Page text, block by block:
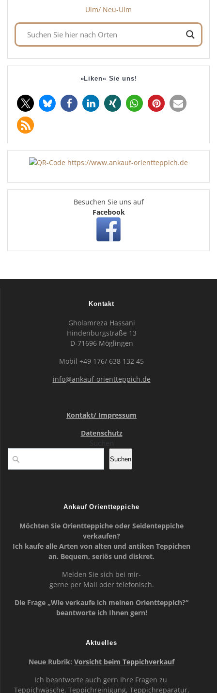
Ulm/ Neu-Ulm
»Liken« Sie uns!
Besuchen Sie uns auf
Facebook
Kontakt
Gholamreza Hassani
Hindenburgstraße 13
D-71696 Möglingen
Mobil +49 176/ 638 132 45
info@ankauf-orientteppich.de
Kontakt/ Impressum
Datenschutz
Suchen
Suchen
Ankauf Orientteppiche
Möchten Sie Orientteppiche oder Seidenteppiche
verkaufen?
Ich kaufe alle Arten von alten und antiken Teppichen
an. Bequem, seriös und diskret.
Melden Sie sich bei mir-
gerne per Mail oder telefonisch.
Die Frage „Wie verkaufe ich meinen Orientteppich?“
beantworte ich Ihnen gern!
Aktuelles
Neue Rubrik: Vorsicht beim Teppichverkauf
Ich beantworte auch gern Ihre Fragen zu
Teppichwäsche, Teppichreinigung, Teppichreparatur,